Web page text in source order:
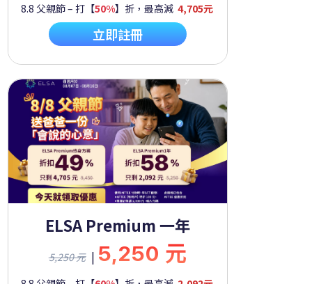
8.8 父親節 – 打【50%】折，最高減 4,705元
立即註冊
ELSA Premium 一年
5,250 元 | 5,250 元